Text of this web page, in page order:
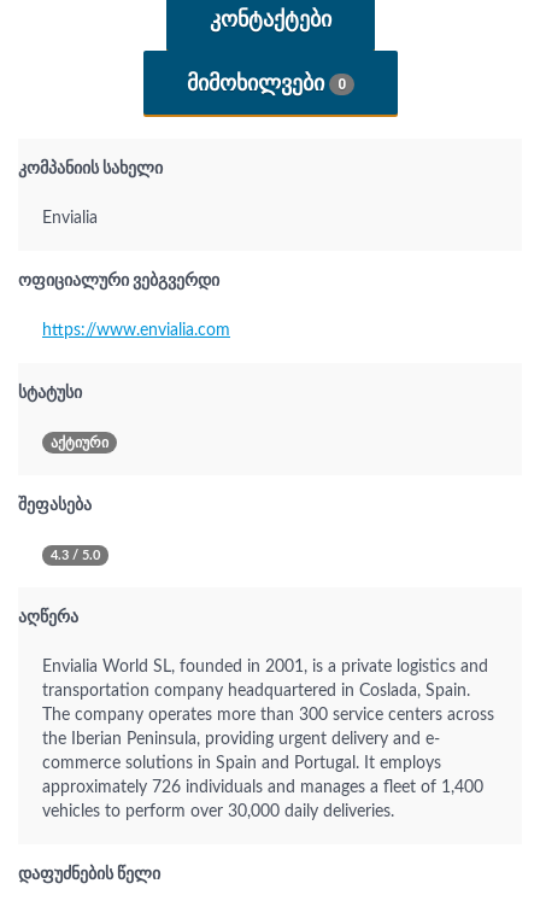
ᲙᲝᲜᲢᲐᲥᲢᲔᲑᲘ
ᲛᲘᲛᲝᲮᲘᲚᲕᲔᲑᲘ 0
კომპანიის სახელი
Envialia
ოფიციალური ვებგვერდი
https://www.envialia.com
სტატუსი
აქტიური
შეფასება
4.3 / 5.0
აღწერა
Envialia World SL, founded in 2001, is a private logistics and
transportation company headquartered in Coslada, Spain.
The company operates more than 300 service centers across
the Iberian Peninsula, providing urgent delivery and e-
commerce solutions in Spain and Portugal. It employs
approximately 726 individuals and manages a fleet of 1,400
vehicles to perform over 30,000 daily deliveries.
დაფუძნების წელი